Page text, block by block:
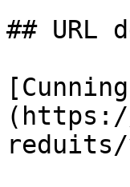
## URL
(https://
reduits/